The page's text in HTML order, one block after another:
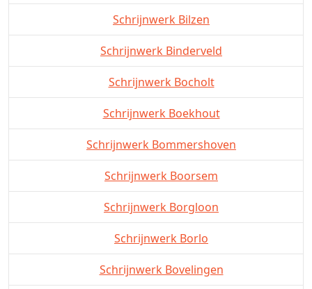
Schrijnwerk Bilzen
Schrijnwerk Binderveld
Schrijnwerk Bocholt
Schrijnwerk Boekhout
Schrijnwerk Bommershoven
Schrijnwerk Boorsem
Schrijnwerk Borgloon
Schrijnwerk Borlo
Schrijnwerk Bovelingen